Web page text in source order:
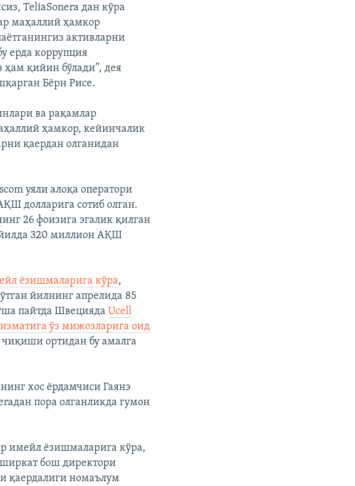
TeliaSonera дан кўра
маҳаллий ҳамкор
активларни
ерда коррупция
қийин бўлади”, дея
Бёрн Рисе.
ва рақамлар
ҳамкор, кейинчалик
қаердан олганидан
уяли алоқа оператори
долларига сотиб олган.
26 фоизига эгалик қилган
320 миллион АҚШ
ёзишмаларига кўра,
йилнинг апрелида 85
пайтда ШвециядаUcell
ўз мижозларига оид
ортидан бу амалга
хос ёрдамчиси Гаянэ
пора олганликда гумон
имейл ёзишмаларига кўра,
бош директори
қаердалиги номаълум